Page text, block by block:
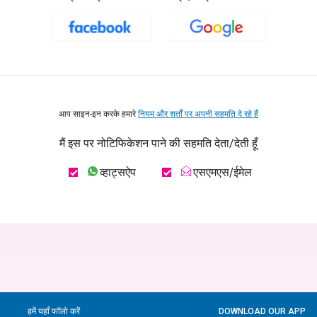
आप साइन-इन करके हमारेनियम और शर्तों पर अपनी सहमति दे रहे हैं
मैं इस पर नोटिफिकेशन पाने की सहमति देता/देती हूँ
व्हाट्सऐप एसएमएस/ईमेल
हमें यहाँ फॉलो करें DOWNLOAD OUR APP